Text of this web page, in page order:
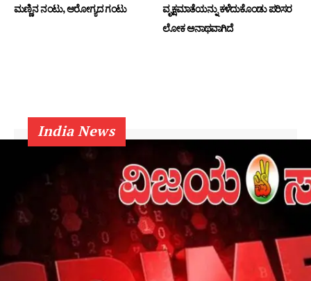
ಮಣ್ಣಿನ ನಂಟು, ಆರೋಗ್ಯದ ಗಂಟು
ವೃಕ್ಷಮಾತೆಯನ್ನು ಕಳೆದುಕೊಂಡು ಪರಿಸರ
ಲೋಕ ಅನಾಥವಾಗಿದೆ
India News